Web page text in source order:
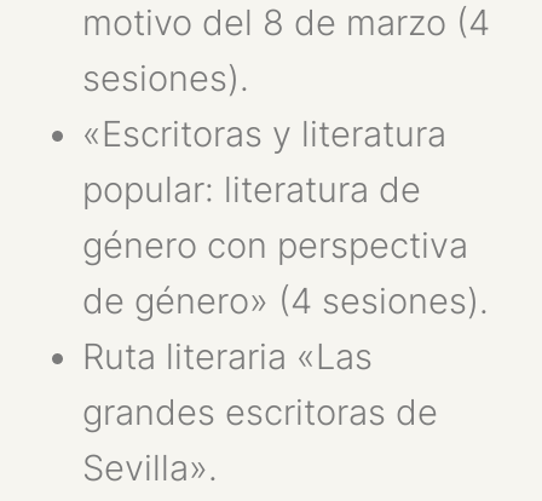
motivo del 8 de marzo (4
sesiones).
«Escritoras y literatura
popular: literatura de
género con perspectiva
de género» (4 sesiones).
Ruta literaria «Las
grandes escritoras de
Sevilla».